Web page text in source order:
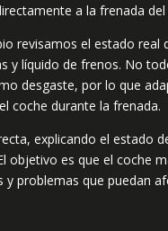
a la frenada del
revisamos el estado
y líquido de frenos. No
desgaste, por lo que
coche durante la frenada.
explicando el estado
objetivo es que el coche
y problemas que puedan